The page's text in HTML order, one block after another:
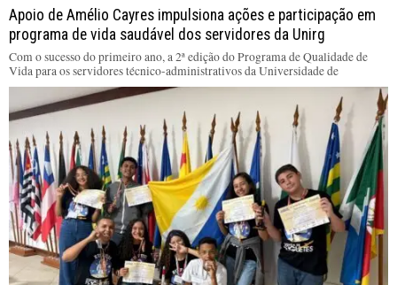
Apoio de Amélio Cayres impulsiona ações e participação em
programa de vida saudável dos servidores da Unirg
Com o sucesso do primeiro ano, a 2ª edição do Programa de Qualidade de
Vida para os servidores técnico-administrativos da Universidade de